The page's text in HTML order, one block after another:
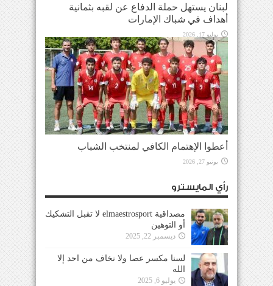
لبنان يستهل حملة الدفاع عن لقبه بثمانية
أهداف في شباك الإمارات
يوليو 17, 2026
أعطوا الإهتمام الكافي لمنتخب الشباب
يونيو 27, 2026
رأي المايسترو
مصداقية elmaestrosport لا تقبل التشكيك
أو التوهين
ديسمبر 22, 2025
لسنا مكسر عصا ولا نخاف من احد إلا
الله
يوليو 6, 2025